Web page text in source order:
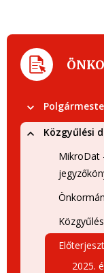
Közgyűlési
MikroDat
2025.